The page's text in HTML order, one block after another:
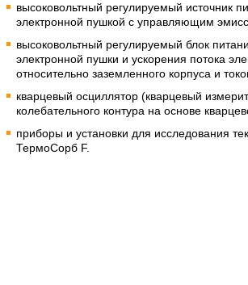
высоковольтный регулируемый источник
электронной пушкой с управляющим
высоковольтный регулируемый блок
электронной пушки и ускорения потока
относительно заземленного корпуса и
кварцевый осциллятор (кварцевый
колебательного контура на основе
приборы и установки для исследования
ТермоСорб F.